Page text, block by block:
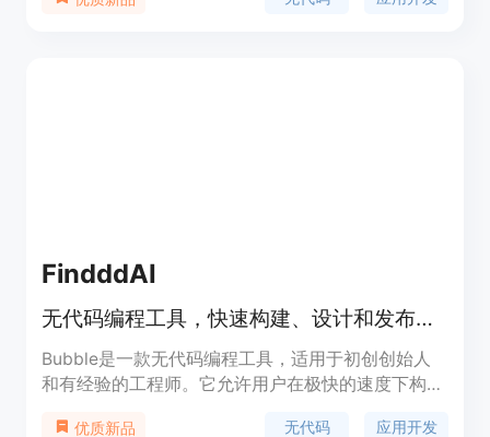
各种编程场景。Bubble的定价策略根据不同的需求
FindddAI
无代码编程工具，快速构建、设计和发布应用
Bubble是一款无代码编程工具，适用于初创创始人
和有经验的工程师。它允许用户在极快的速度下构
优质新品 无代码 应用开发